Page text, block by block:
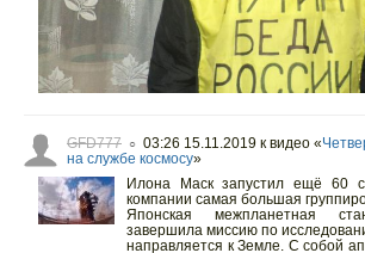
GFD777 ○ 03:26 15.11.2019 к видео «
на службе космосу»
Илона Маск запустил ещё 60
компании самая большая
Японская межпланетная
завершила миссию по
направляется к Земле. С собой